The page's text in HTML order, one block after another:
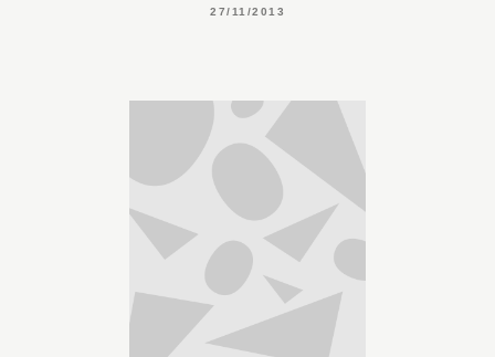
27/11/2013